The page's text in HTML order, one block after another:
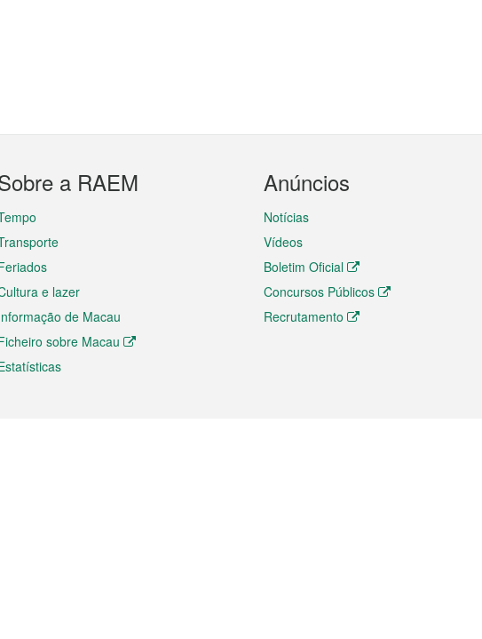
a RAEM
e lazer
de Macau
sobre Macau
Anúncios
Notícias
Vídeos
Boletim Oficial
Concursos Públicos
Recrutamento